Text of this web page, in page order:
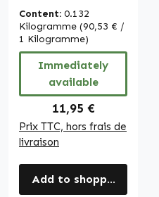
Comprimés - Pour
les Os, les
Muscles, les
Dents et Plus
Encore - végan |
Warnke
Vitalstoffe
Content: 0.132
Kilogramme (90,53 € /
1 Kilogramme)
Immediately
available
Regular price:
11,95 €
Prix TTC, hors frais de
livraison
Add to shopping cart